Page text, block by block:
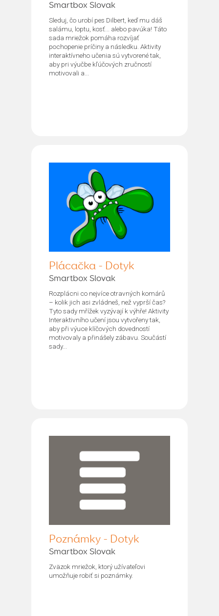
Smartbox Slovak
Sleduj, čo urobí pes Dilbert, keď mu dáš
salámu, loptu, kosť... alebo pavúka! Táto
sada mriežok pomáha rozvíjať
pochopenie príčiny a následku. Aktivity
interaktívneho učenia sú vytvorené tak,
aby pri výučbe kľúčových zručností
motivovali a...
Plácačka - Dotyk
Smartbox Slovak
Rozplácni co nejvíce otravných komárů
– kolik jich asi zvládneš, než vyprší čas?
Tyto sady mřížek vyzývají k výhře! Aktivity
Interaktivního učení jsou vytvořeny tak,
aby při výuce klíčových dovedností
motivovaly a přinášely zábavu. Součástí
sady...
Poznámky - Dotyk
Smartbox Slovak
Zväzok mriežok, ktorý užívateľovi
umožňuje robiť si poznámky.